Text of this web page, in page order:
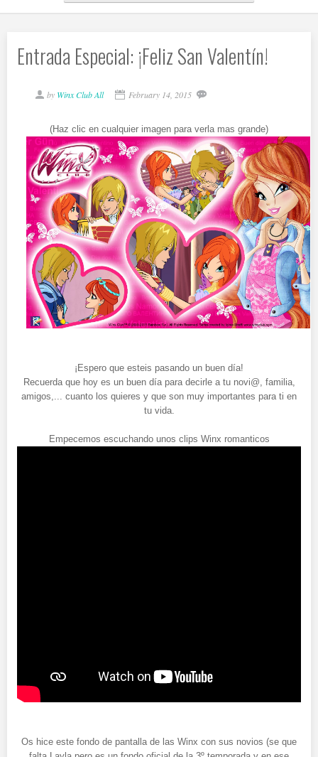
Entrada Especial: ¡Feliz San Valentín!
by Winx Club All February 14, 2015
(Haz clic en cualquier imagen para verla mas grande)
¡Espero que esteis pasando un buen día!
Recuerda que hoy es un buen día para decirle a tu novi@, familia,
amigos,... cuanto los quieres y que son muy importantes para ti en
tu vida.
Empecemos escuchando unos clips Winx romanticos
Os hice este fondo de pantalla de las Winx con sus novios (se que